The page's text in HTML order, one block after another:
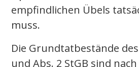
empfindlichen Übels
muss.
Die Grundtatbestände des
und Abs. 2 StGB sind nach